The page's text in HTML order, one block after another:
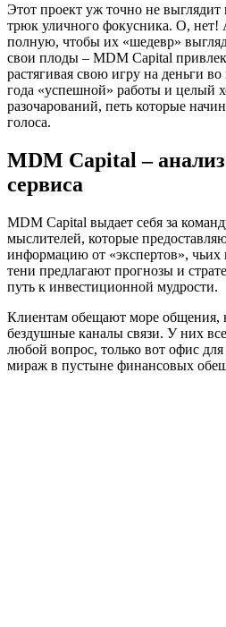
Этот проект уж точно не
трюк уличного фокусника. О,
полную, чтобы их «шедевр»
свои плоды – MDM Capital
растягивая свою игру на деньги
года «успешной» работы и целый
разочарований, петь которые
голоса.
MDM Capital –
сервиса
MDM Capital выдает себя за
мыслителей, которые
информацию от «экспертов», чьих
тени предлагают прогнозы и
путь к инвестиционной мудрости.
Клиентам обещают море общения,
бездушные каналы связи. У них
любой вопрос, только вот офис
мираж в пустыне финансовых